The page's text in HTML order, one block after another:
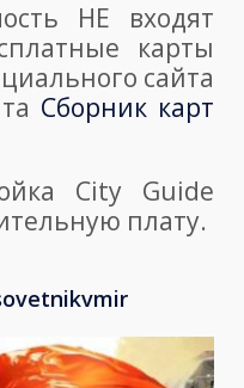
НЕ входят
карты
сайта
Сборник карт
City Guide
плату.